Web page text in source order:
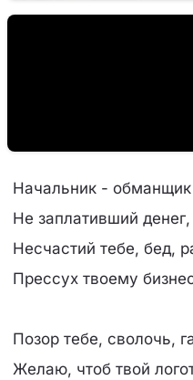
Начальник -
Не заплативший
Несчастий тебе, бед,
Прессух твоему
Позор тебе, сволочь,
Желаю, чтоб твой